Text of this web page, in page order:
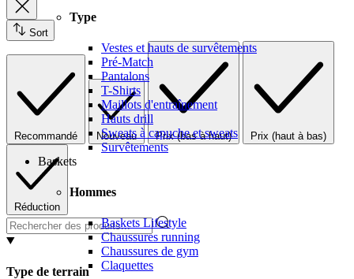
Type
Vestes et hauts de survêtements
Pré-Match
Pantalons
T-Shirts
Maillots d'entraînement
Hauts drill
Sweats à capuche et sweats
Survêtements
Baskets
Hommes
Baskets Lifestyle
Chaussures running
Chaussures de gym
Claquettes
Sort
Recommandé Nouveau Prix (bas à haut) Prix (haut à bas)
Réduction
Type de terrain